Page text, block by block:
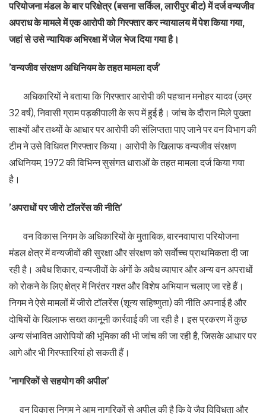
परियोजना मंडल के बार परिक्षेत्र (बसना सर्किल, लारीपुर बीट) में दर्ज वन्यजीव
अपराध के मामले में एक आरोपी को गिरफ्तार कर न्यायालय में पेश किया गया,
जहां से उसे न्यायिक अभिरक्षा में जेल भेज दिया गया है।
’वन्यजीव संरक्षण अधिनियम के तहत मामला दर्ज’
अधिकारियों ने बताया कि गिरफ्तार आरोपी की पहचान मनोहर यादव (उम्र
32 वर्ष), निवासी ग्राम पड़कीपाली के रूप में हुई है। जांच के दौरान मिले पुख्ता
साक्ष्यों और तथ्यों के आधार पर आरोपी की संलिप्तता पाए जाने पर वन विभाग की
टीम ने उसे विधिवत गिरफ्तार किया। आरोपी के खिलाफ वन्यजीव संरक्षण
अधिनियम, 1972 की विभिन्न सुसंगत धाराओं के तहत मामला दर्ज किया गया
है।
’अपराधों पर जीरो टॉलरेंस की नीति’
वन विकास निगम के अधिकारियों के मुताबिक, बारनवापारा परियोजना
मंडल क्षेत्र में वन्यजीवों की सुरक्षा और संरक्षण को सर्वाेच्च प्राथमिकता दी जा
रही है। अवैध शिकार, वन्यजीवों के अंगों के अवैध व्यापार और अन्य वन अपराधों
को रोकने के लिए क्षेत्र में निरंतर गश्त और विशेष अभियान चलाए जा रहे हैं।
निगम ने ऐसे मामलों में जीरो टॉलरेंस (शून्य सहिष्णुता) की नीति अपनाई है और
दोषियों के खिलाफ सख्त कानूनी कार्रवाई की जा रही है। इस प्रकरण में कुछ
अन्य संभावित आरोपियों की भूमिका की भी जांच की जा रही है, जिसके आधार पर
आगे और भी गिरफ्तारियां हो सकती हैं।
’नागरिकों से सहयोग की अपील’
वन विकास निगम ने आम नागरिकों से अपील की है कि वे जैव विविधता और